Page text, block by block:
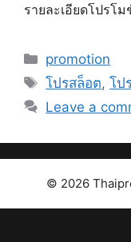
รายละเอียดโปรโ
Categories
promotion
Tags
โปรสล็อต,โป
Leave a
© 2026